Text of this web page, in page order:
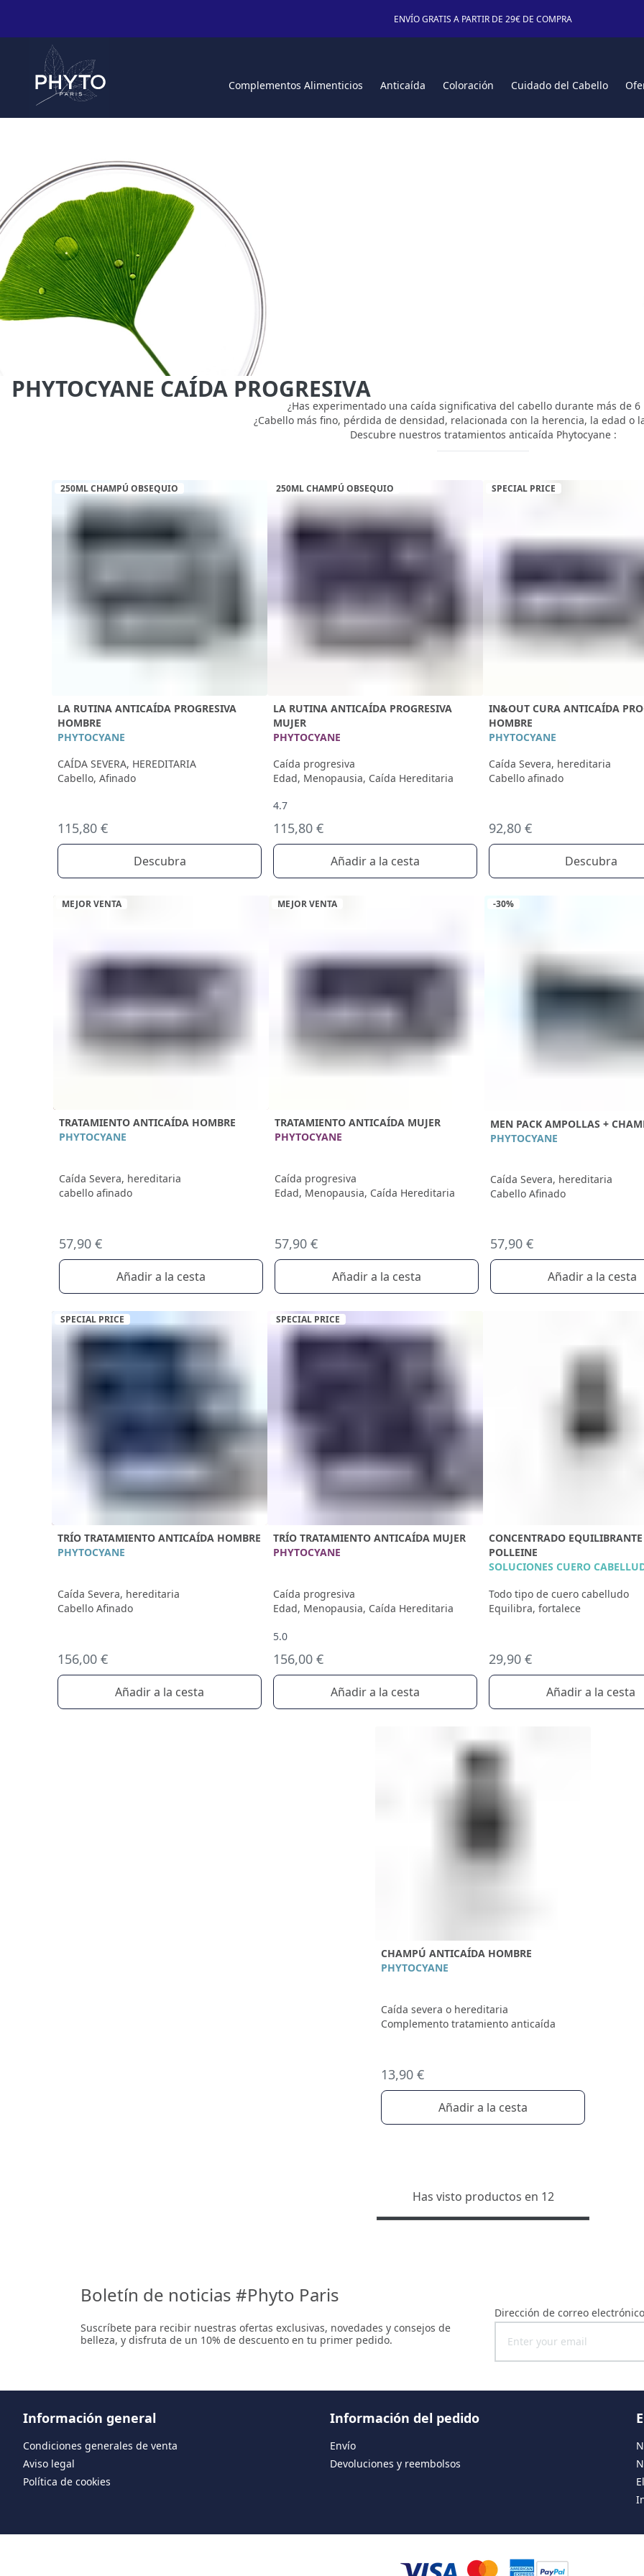
ENVÍO GRATIS A PARTIR DE 29€ DE COMPRA
Complementos Alimenticios Anticaída Coloración Cuidado del Cabello
PHYTOCYANE CAÍDA PROGRESIVA
¿Has experimentado una caída significativa del cabello durante más de 6
¿Cabello más fino, pérdida de densidad, relacionada con la herencia, la edad o
Descubre nuestros tratamientos anticaída Phytocyane :
250ML CHAMPÚ OBSEQUIO
LA RUTINA ANTICAÍDA PROGRESIVA
HOMBRE
PHYTOCYANE
CAÍDA SEVERA, HEREDITARIA
Cabello, Afinado
115,80 €
Descubra
250ML CHAMPÚ OBSEQUIO
LA RUTINA ANTICAÍDA PROGRESIVA
MUJER
PHYTOCYANE
Caída progresiva
Edad, Menopausia, Caída Hereditaria
4.7
115,80 €
Añadir a la cesta
SPECIAL PRICE
IN&OUT CURA ANTICAÍDA
HOMBRE
PHYTOCYANE
Caída Severa, hereditaria
Cabello afinado
92,80 €
Descubra
MEJOR VENTA
TRATAMIENTO ANTICAÍDA HOMBRE
PHYTOCYANE
Caída Severa, hereditaria
cabello afinado
57,90 €
Añadir a la cesta
MEJOR VENTA
TRATAMIENTO ANTICAÍDA MUJER
PHYTOCYANE
Caída progresiva
Edad, Menopausia, Caída Hereditaria
57,90 €
Añadir a la cesta
-30%
MEN PACK AMPOLLAS +
PHYTOCYANE
Caída Severa, hereditaria
Cabello Afinado
57,90 €
Añadir a la cesta
SPECIAL PRICE
TRÍO TRATAMIENTO ANTICAÍDA HOMBRE
PHYTOCYANE
Caída Severa, hereditaria
Cabello Afinado
156,00 €
Añadir a la cesta
SPECIAL PRICE
TRÍO TRATAMIENTO ANTICAÍDA MUJER
PHYTOCYANE
Caída progresiva
Edad, Menopausia, Caída Hereditaria
5.0
156,00 €
Añadir a la cesta
CONCENTRADO EQUILIBRANTE
POLLEINE
SOLUCIONES CUERO
Todo tipo de cuero cabelludo
Equilibra, fortalece
29,90 €
Añadir a la cesta
CHAMPÚ ANTICAÍDA HOMBRE
PHYTOCYANE
Caída severa o hereditaria
Complemento tratamiento anticaída
13,90 €
Añadir a la cesta
Has visto productos en 12
Boletín de noticias #Phyto Paris
Suscríbete para recibir nuestras ofertas exclusivas, novedades y consejos de
belleza, y disfruta de un 10% de descuento en tu primer pedido.
Dirección de correo
Información general
Condiciones generales de venta
Aviso legal
Política de cookies
Información del pedido
Envío
Devoluciones y reembolsos